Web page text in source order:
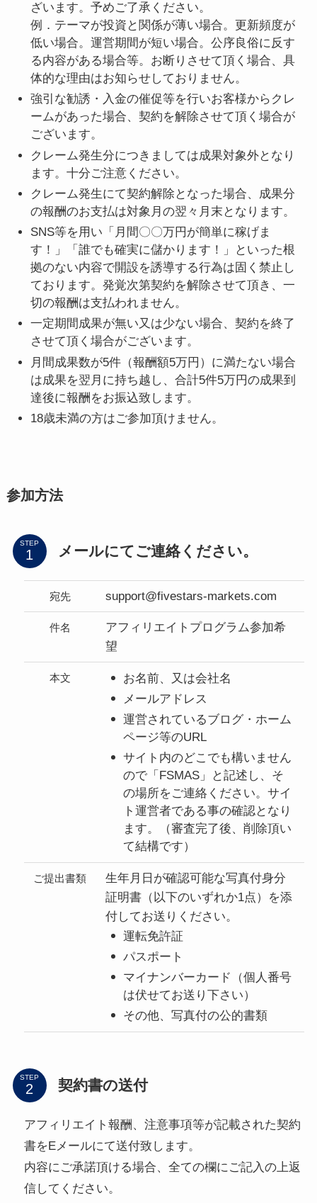
ざいます。予めご了承ください。
例．テーマが投資と関係が薄い場合。更新頻度が
低い場合。運営期間が短い場合。公序良俗に反す
る内容がある場合等。お断りさせて頂く場合、具
体的な理由はお知らせしておりません。
強引な勧誘・入金の催促等を行いお客様からクレ
ームがあった場合、契約を解除させて頂く場合が
ございます。
クレーム発生分につきましては成果対象外となり
ます。十分ご注意ください。
クレーム発生にて契約解除となった場合、成果分
の報酬のお支払は対象月の翌々月末となります。
SNS等を用い「月間〇〇万円が簡単に稼げま
す！」「誰でも確実に儲かります！」といった根
拠のない内容で開設を誘導する行為は固く禁止し
ております。発覚次第契約を解除させて頂き、一
切の報酬は支払われません。
一定期間成果が無い又は少ない場合、契約を終了
させて頂く場合がございます。
月間成果数が5件（報酬額5万円）に満たない場合
は成果を翌月に持ち越し、合計5件5万円の成果到
達後に報酬をお振込致します。
18歳未満の方はご参加頂けません。
参加方法
STEP メールにてご連絡ください。
宛先 support@fivestars-markets.com
件名
アフィリエイトプログラム参加希
望
本文
お名前、又は会社名
メールアドレス
運営されているブログ・ホーム
ページ等のURL
サイト内のどこでも構いません
ので「FSMAS」と記述し、そ
の場所をご連絡ください。サイ
ト運営者である事の確認となり
ます。
（審査完了後、削除頂い
て結構です）
ご提出書類
生年月日が確認可能な写真付身分
証明書（以下のいずれか1点）
を添
付してお送りください。
運転免許証
パスポート
マイナンバーカード（個人番号
は伏せてお送り下さい）
その他、写真付の公的書類
STEP 契約書の送付
アフィリエイト報酬、注意事項等が記載された契約
書をEメールにて送付致します。
内容にご承諾頂ける場合、全ての欄にご記入の上返
信してください。